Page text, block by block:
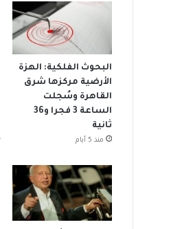
البحوث الفلكية: الهزة
الأرضية مركزها شرق
القاهرة وسُجلت
الساعة 3 فجرا و36
ثانية
منذ 5 أيام